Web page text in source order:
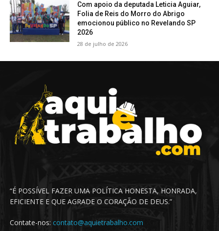
Com apoio da deputada Leticia Aguiar,
Folia de Reis do Morro do Abrigo
emocionou público no Revelando SP
2026
28 de julho de 2026
“É POSSÍVEL FAZER UMA POLÍTICA HONESTA, HONRADA,
EFICIENTE E QUE AGRADE O CORAÇÃO DE DEUS.”
Contate-nos: contato@aquietrabalho.com